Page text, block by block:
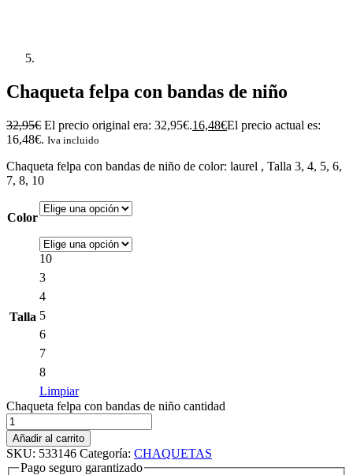
Chaqueta felpa con bandas de niño
32,95€ El precio original era: 32,95€.16,48€El precio actual es:
16,48€. Iva incluido
Chaqueta felpa con bandas de niño de color: laurel , Talla 3, 4, 5, 6,
7, 8, 10
Color
Talla
10
3
4
5
6
7
8
Limpiar
Chaqueta felpa con bandas de niño cantidad
Añadir al carrito
SKU: 533146 Categoría: CHAQUETAS
Pago seguro garantizado